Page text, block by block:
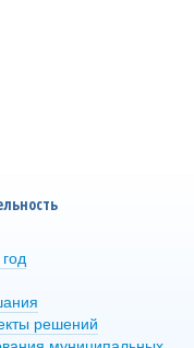
решений